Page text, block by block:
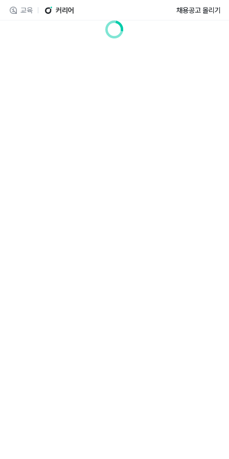
교육 커리어 채용공고 올리기